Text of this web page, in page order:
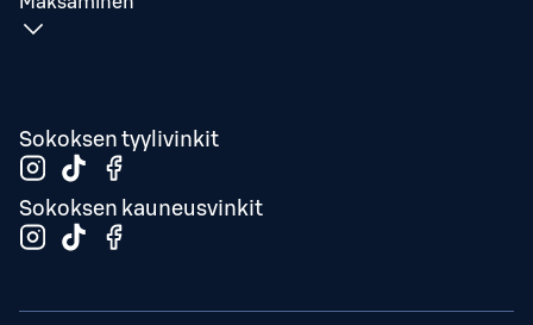
Sokoksen tyylivinkit
Sokoksen kauneusvinkit